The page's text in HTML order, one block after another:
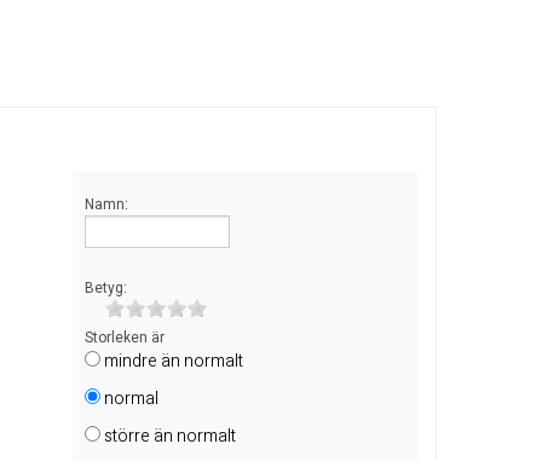
Namn:
Betyg:
Storleken är
mindre än normalt
normal
större än normalt